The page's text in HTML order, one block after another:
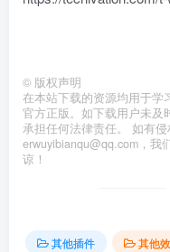
© 版权声明
在本站下载的资源均用于学
官方正版。如下载用户未及
承担任何法律责任。 如有侵
erwuyibianqu@qq.com，我
谅！
其他插件 其他